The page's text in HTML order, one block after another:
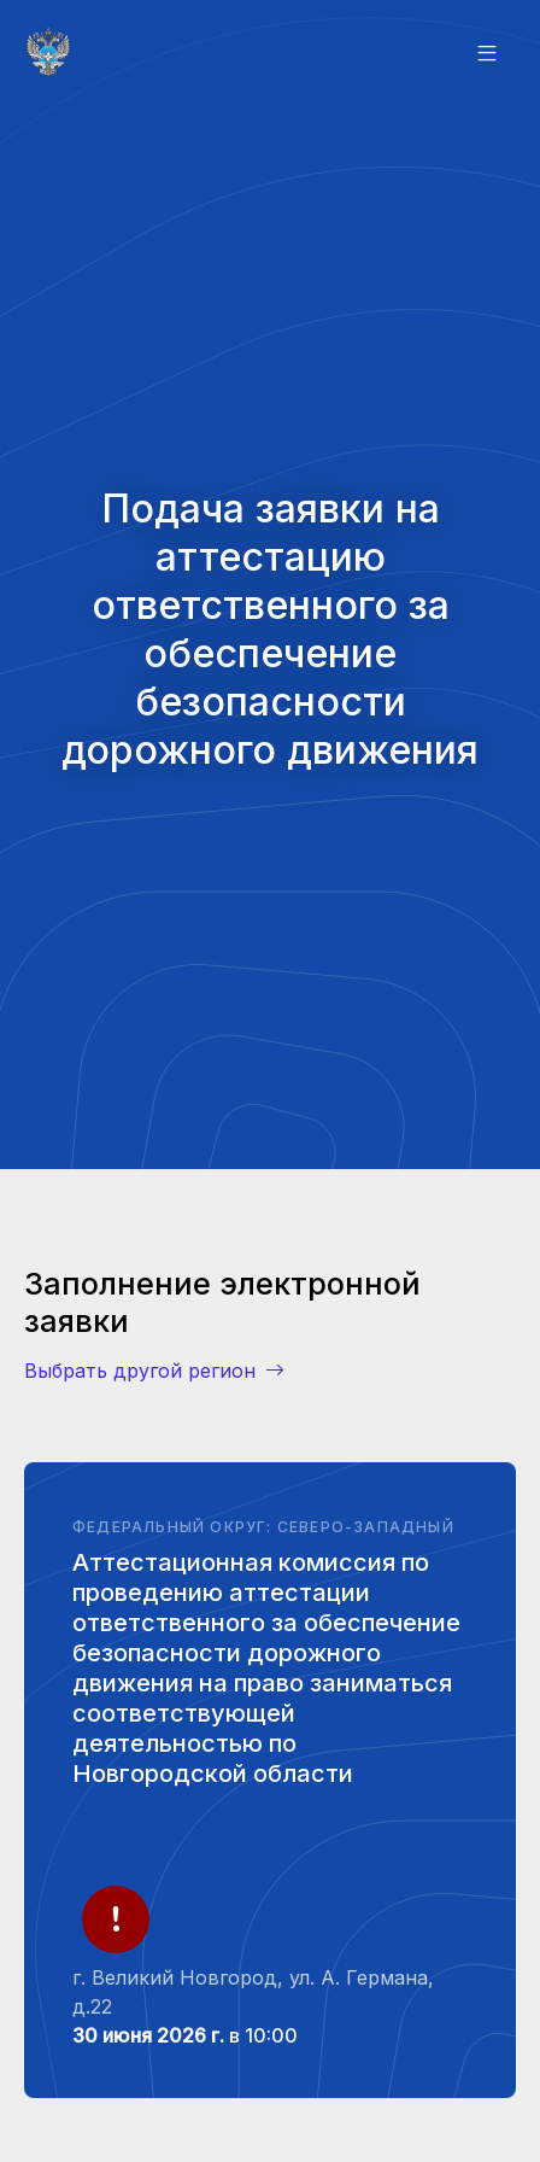
Подача заявки на
аттестацию
ответственного за
обеспечение
безопасности
дорожного движения
Заполнение электронной
заявки
Выбрать другой регион
ФЕДЕРАЛЬНЫЙ ОКРУГ: СЕВЕРО-ЗАПАДНЫЙ
Аттестационная комиссия по
проведению аттестации
ответственного за обеспечение
безопасности дорожного
движения на право заниматься
соответствующей
деятельностью по
Новгородской области
г. Великий Новгород, ул. А. Германа,
д.22
30 июня 2026 г. в 10:00